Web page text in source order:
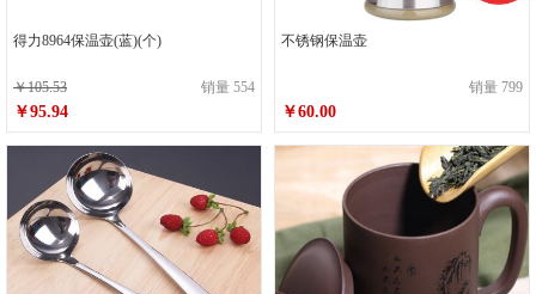
得力8964保温壶(蓝)(个)
￥105.53 销量 554
￥95.94
不锈钢保温壶
销量 799
￥60.00